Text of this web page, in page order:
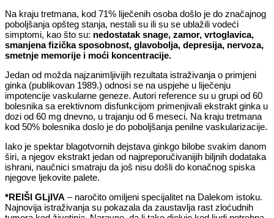
Na kraju tretmana, kod 71% liječenih osoba došlo je do značajnog
poboljšanja opšteg stanja, nestali su ili su se ublažili vodeći
simptomi, kao što su: nedostatak snage, zamor, vrtoglavica,
smanjena fizička sposobnost, glavobolja, depresija, nervoza,
smetnje memorije i moći koncentracije.
Jedan od možda najzanimljivijih rezultata istraživanja o primjeni
ginka (publikovan 1989.) odnosi se na uspjehe u liječenju
impotencije vaskularne geneze. Autori reference su u grupi od 60
bolesnika sa erektivnom disfunkcijom primenjivali ekstrakt ginka u
dozi od 60 mg dnevno, u trajanju od 6 meseci. Na kraju tretmana
kod 50% bolesnika doslo je do poboljšanja penilne vaskularizacije.
Iako je spektar blagotvornih dejstava ginkgo bilobe svakim danom
širi, a njegov ekstrakt jedan od najpreporučivanijih biljnih dodataka
ishrani, naučnici smatraju da još nisu došli do konačnog spiska
njegove ljekovite palete.
*REIŠI GLjIVA – naročito omiljeni specijalitet na Dalekom istoku.
Najnovija istraživanja su pokazala da zaustavlja rast zloćudnih